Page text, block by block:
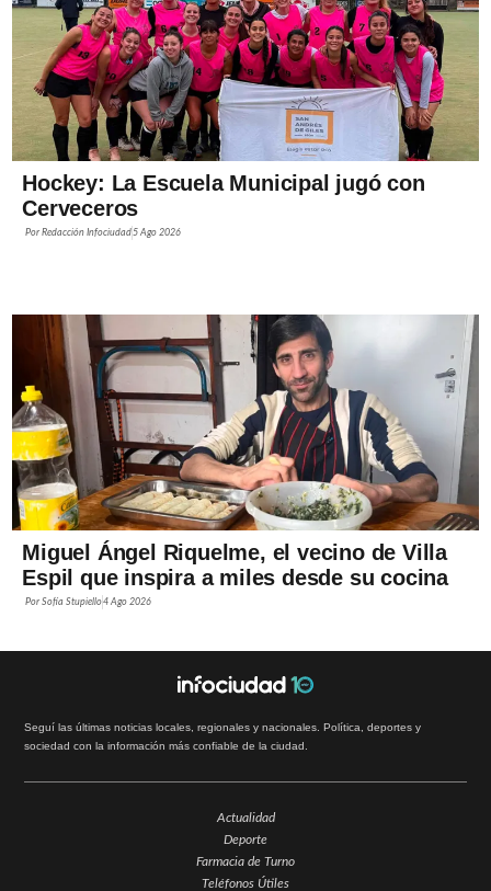
Hockey: La Escuela Municipal jugó con
Cerveceros
PorRedacción Infociudad5 Ago 2026
Miguel Ángel Riquelme, el vecino de Villa
Espil que inspira a miles desde su cocina
PorSofía Stupiello4 Ago 2026
Seguí las últimas noticias locales, regionales y nacionales. Política, deportes y
sociedad con la información más confiable de la ciudad.
Actualidad
Deporte
Farmacia de Turno
Teléfonos Útiles